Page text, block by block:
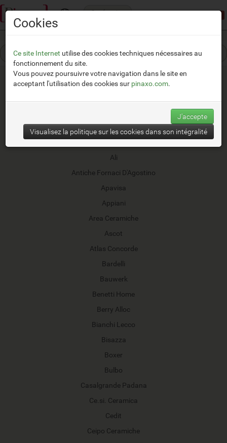
Catégories
ABK
Aeterno
Ali
Antiche Fornaci D'Agostino
Apavisa
Appiani
Area Ceramiche
Ascot
Atlas Concorde
Bardelli
Bauwerk
Benetti Home
Berry Alloc
Bianchi Lecco
Bisazza
Boxer
Bulbo
Casalgrande Padana
Ce.si. Ceramica
Cedit
Ceipo Ceramiche
Cookies
Ce site Internet utilise des cookies techniques nécessaires au
fonctionnement du site.
Vous pouvez poursuivre votre navigation dans le site en
acceptant l'utilisation des cookies sur pinaxo.com.
J'accepte
Visualisez la politique sur les cookies dans son intégralité